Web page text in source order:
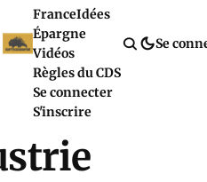
FranceIdées
Épargne
Vidéos
Règles du CDS
Se connecter
S'inscrire
Se